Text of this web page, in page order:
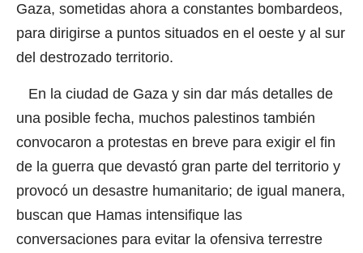
Gaza, sometidas ahora a constantes bombardeos,
para dirigirse a puntos situados en el oeste y al sur
del destrozado territorio.
En la ciudad de Gaza y sin dar más detalles de
una posible fecha, muchos palestinos también
convocaron a protestas en breve para exigir el fin
de la guerra que devastó gran parte del territorio y
provocó un desastre humanitario; de igual manera,
buscan que Hamas intensifique las
conversaciones para evitar la ofensiva terrestre